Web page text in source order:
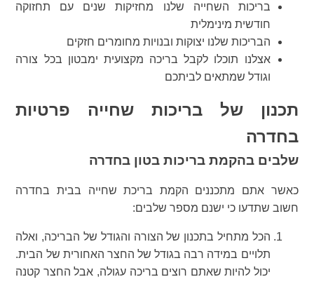
בריכות השחייה שלנו מחזיקות שנים עם תחזוקה
חודשית מינימלית
הבריכות שלנו יצוקות ובנויות מחומרים חזקים
אצלנו תוכלו לקבל בריכה מקצועית ימבטון בכל צורה
וגודל שמתאים לביתכם
תכנון של בריכות שחייה פרטיות
בחדרה
שלבים בהקמת בריכות בטון בחדרה
כאשר אתם מתכננים הקמת בריכת שחייה בבית בחדרה
חשוב שתדעו כי ישנם מספר שלבים:
הכל מתחיל בתכנון של הצורה והגודל של הבריכה, ואלה
תלויים במידה רבה בגודל של החצר האחורית של הבית.
יכול להיות שאתם רוצים בריכה עגולה, אבל החצר קטנה